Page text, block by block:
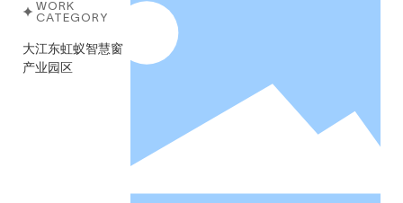
WORK
CATEGORY
大江东虹蚁智慧窗
产业园区